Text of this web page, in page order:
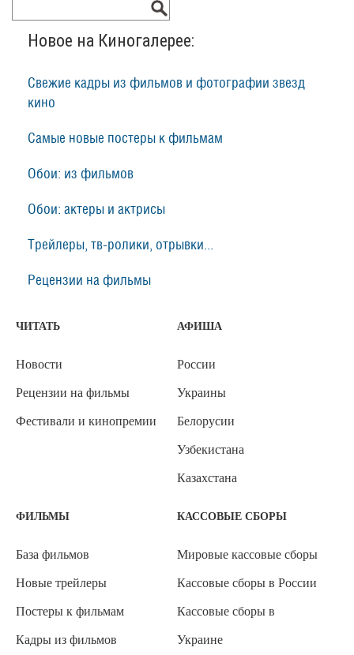
Новое на Киногалерее:
Свежие кадры из фильмов и фотографии звезд
кино
Самые новые постеры к фильмам
Обои: из фильмов
Обои: актеры и актрисы
Трейлеры, тв-ролики, отрывки...
Рецензии на фильмы
ЧИТАТЬ
Новости
Рецензии на фильмы
Фестивали и кинопремии
АФИША
России
Украины
Белорусии
Узбекистана
Казахстана
ФИЛЬМЫ
База фильмов
Новые трейлеры
Постеры к фильмам
Кадры из фильмов
КАССОВЫЕ СБОРЫ
Мировые кассовые сборы
Кассовые сборы в России
Кассовые сборы в
Украине